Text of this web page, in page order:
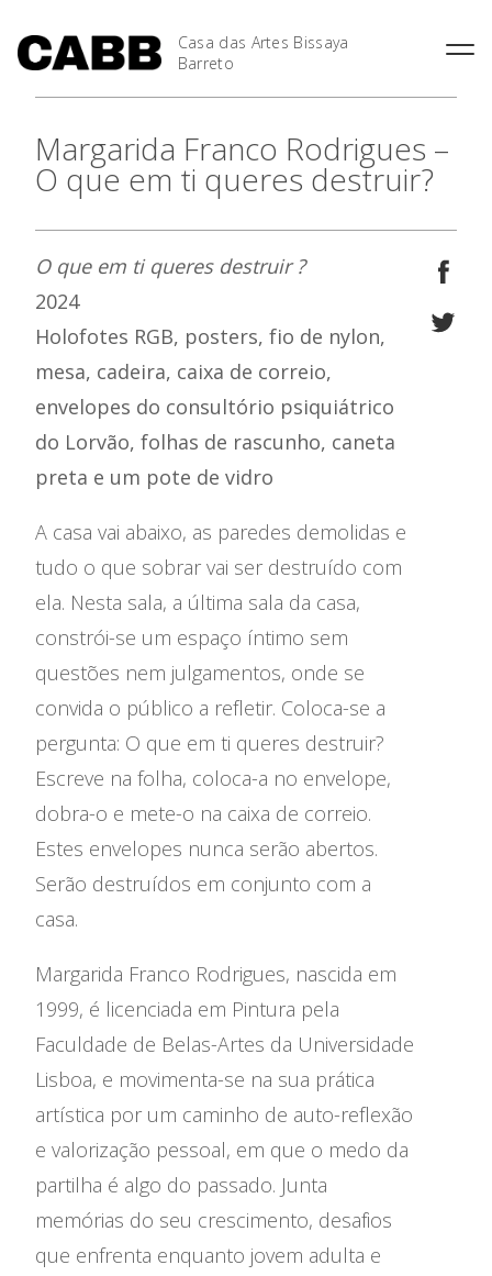
Casa das Artes Bissaya
Barreto
As Casas
Agenda
Exposições
Festival Les Siestes
A Casa das Artes em 2025
Residências Artísticas
Margarida Franco Rodrigues –
O que em ti queres destruir?
O que em ti queres destruir ?
2024
Holofotes RGB, posters, fio de nylon,
mesa, cadeira, caixa de correio,
envelopes do consultório psiquiátrico
do Lorvão, folhas de rascunho, caneta
preta e um pote de vidro
A casa vai abaixo, as paredes demolidas e
tudo o que sobrar vai ser destruído com
ela. Nesta sala, a última sala da casa,
constrói-se um espaço íntimo sem
questões nem julgamentos, onde se
convida o público a refletir. Coloca-se a
pergunta: O que em ti queres destruir?
Escreve na folha, coloca-a no envelope,
dobra-o e mete-o na caixa de correio.
Estes envelopes nunca serão abertos.
Serão destruídos em conjunto com a
casa.
Margarida Franco Rodrigues, nascida em
1999, é licenciada em Pintura pela
Faculdade de Belas-Artes da Universidade
Lisboa, e movimenta-se na sua prática
artística por um caminho de auto-reflexão
e valorização pessoal, em que o medo da
partilha é algo do passado. Junta
memórias do seu crescimento, desafios
que enfrenta enquanto jovem adulta e